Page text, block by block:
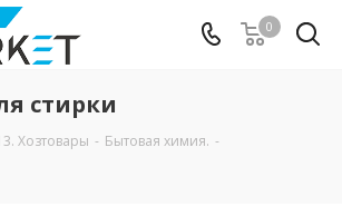
0
стирки
Хозтовары - Бытовая химия. -